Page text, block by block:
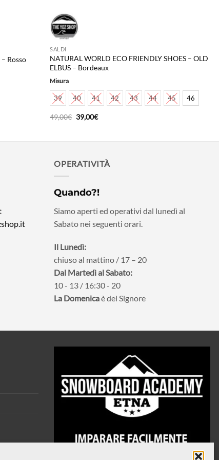
Rosso
SALDI
NATURAL WORLD ECO FRIENDLY SHOES – OLD
ELBUS – Bordeaux
Misura
39 40 41 42 43 44 45 46
49,00€ Il
prezzo
39,00€Il
OPERATIVITÀ
Quando?!
Siamo aperti ed operativi dal lunedì al
Sabato nei seguenti orari.
Il Lunedì:
chiuso al mattino / 17 – 20
Dal Martedì al Sabato:
10 - 13 / 16:30 - 20
La Domenicaè del Signore